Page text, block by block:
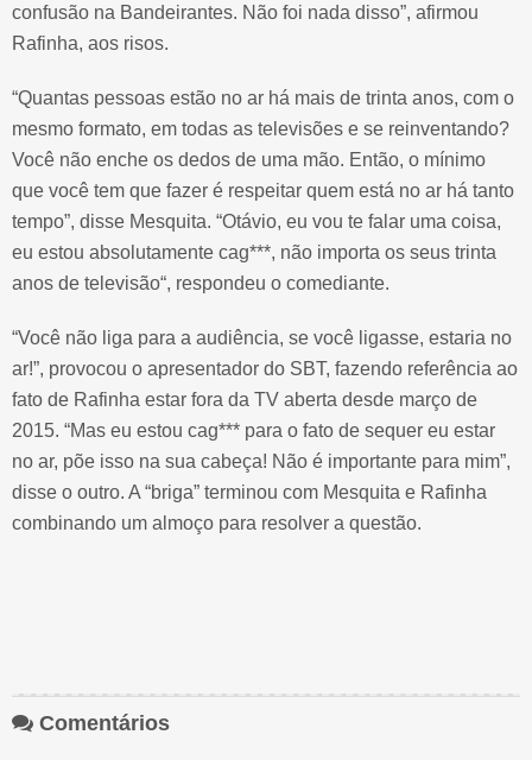
confusão na Bandeirantes. Não foi nada disso”, afirmou
Rafinha, aos risos.
“Quantas pessoas estão no ar há mais de trinta anos, com o
mesmo formato, em todas as televisões e se reinventando?
Você não enche os dedos de uma mão. Então, o mínimo
que você tem que fazer é respeitar quem está no ar há tanto
tempo”, disse Mesquita. “Otávio, eu vou te falar uma coisa,
eu estou absolutamente cag***, não importa os seus trinta
anos de televisão“, respondeu o comediante.
“Você não liga para a audiência, se você ligasse, estaria no
ar!”, provocou o apresentador do SBT, fazendo referência ao
fato de Rafinha estar fora da TV aberta desde março de
2015. “Mas eu estou cag*** para o fato de sequer eu estar
no ar, põe isso na sua cabeça! Não é importante para mim”,
disse o outro. A “briga” terminou com Mesquita e Rafinha
combinando um almoço para resolver a questão.
Comentários